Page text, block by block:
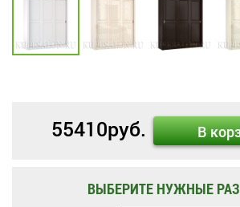
55410руб. В
ВЫБЕРИТЕ НУЖНЫЕ